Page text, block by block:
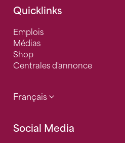
Quicklinks
Emplois
Médias
Shop
Centrales d'annonce
Français
Social Media